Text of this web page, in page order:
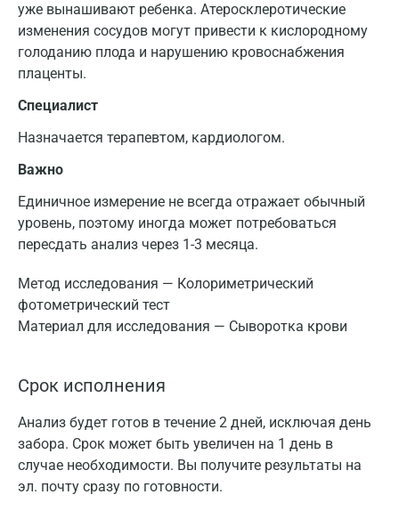
уже вынашивают ребенка. Атеросклеротические
изменения сосудов могут привести к кислородному
голоданию плода и нарушению кровоснабжения
плаценты.
Специалист
Назначается терапевтом, кардиологом.
Важно
Единичное измерение не всегда отражает обычный
уровень, поэтому иногда может потребоваться
пересдать анализ через 1-3 месяца.
Метод исследования — Колориметрический
фотометрический тест
Материал для исследования — Сыворотка крови
Срок исполнения
Анализ будет готов в течение 2 дней, исключая день
забора. Срок может быть увеличен на 1 день в
случае необходимости. Вы получите результаты на
эл. почту сразу по готовности.